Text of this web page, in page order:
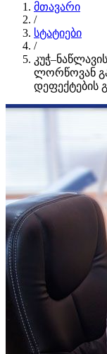
მთავარი
/
სტატიები
/
ლორწოვან
დეფექტების